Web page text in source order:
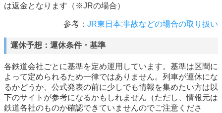
は返金となります（※JRの場合）
参考： JR東日本:事故などの場合の取り扱い
運休予想：運休条件・基準
各鉄道会社ごとに基準を定め運用しています。基準は区間に
よって定められるため一律ではありません。列車が運休にな
るかどうか、公式発表の前に少しでも情報を集めたい方は以
下のサイトが参考になるかもしれません（ただし、情報元は
鉄道各社のものか確認できていませんのでご注意くださ